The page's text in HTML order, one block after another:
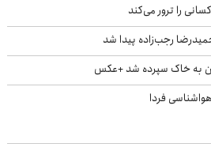
را ترور می‌کند
رجب‌زاده پیدا شد
به خاک سپرده شد +عکس
فردا